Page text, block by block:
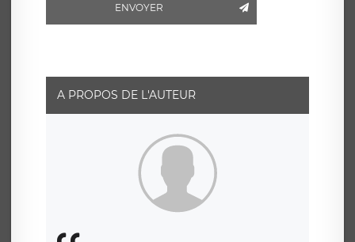
basé en France et offrant des
clauses de protection
limitation du traitement relatif à vos données à caractère
données. Vous pouvez exercer ces droits auprès du délégué
de traitement est la société LÉGAVOX, sis 9 rue Léopold
Sédar Senghor, joignable à l’adresse mail :
responsabledetraitement@legavox.fr. Vous avez également
le droit d’introduire une réclamation auprès d’une autorité
ENVOYER
A PROPOS DE L'AUTEUR